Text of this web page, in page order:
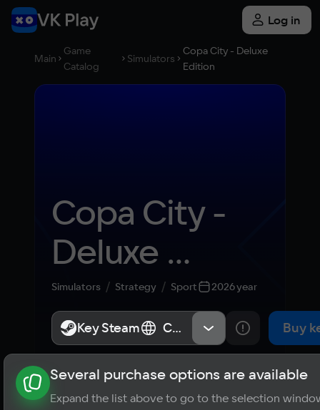
Log in
Main
Game
Catalog
Simulators
Copa City - Deluxe
Edition
Copa City -
Deluxe
Edition
Simulators Strategy Sport 2026 year
Key Steam СНГ, Россия Buy
About the game News Requirements
? Player ratings
Key Steam СНГ, Россия
Several purchase options are available
Expand the list above to go to the selection